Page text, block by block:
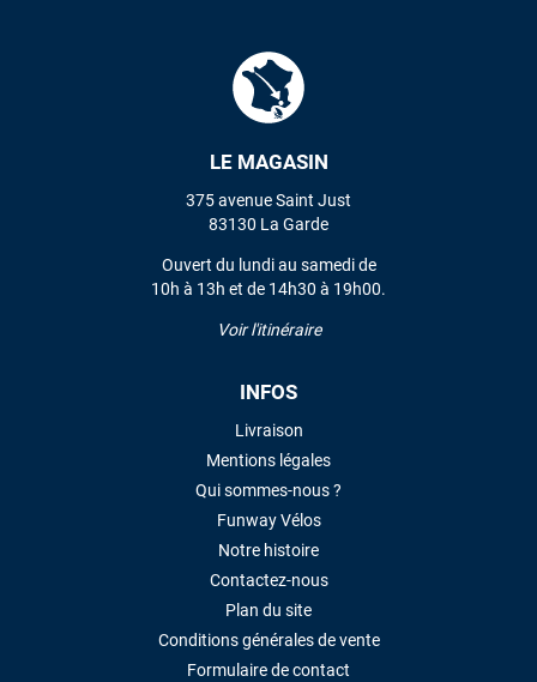
LE MAGASIN
375 avenue Saint Just
83130 La Garde
Ouvert du lundi au samedi de
10h à 13h et de 14h30 à 19h00.
Voir l'itinéraire
INFOS
Livraison
Mentions légales
Qui sommes-nous ?
Funway Vélos
Notre histoire
Contactez-nous
Plan du site
Conditions générales de vente
Formulaire de contact
VOIR TOUS LES AVIS